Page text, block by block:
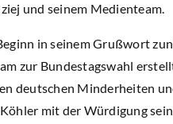
und seinem Medienteam.
in seinem Grußwort
zur Bundestagswahl
deutschen Minderheiten
mit der Würdigung